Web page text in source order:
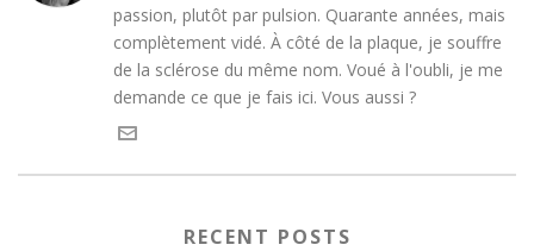
passion, plutôt par pulsion. Quarante années, mais
complètement vidé. À côté de la plaque, je souffre
de la sclérose du même nom. Voué à l'oubli, je me
demande ce que je fais ici. Vous aussi ?
RECENT POSTS